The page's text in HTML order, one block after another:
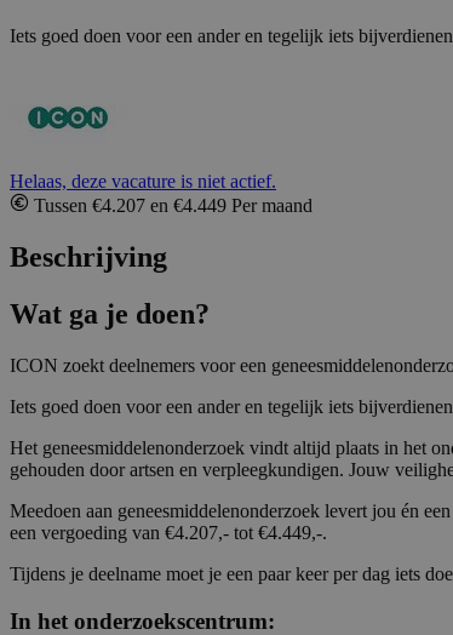
Iets goed doen voor een ander en tegelijk iets
Helaas, deze vacature is niet actief.
Tussen €4.207 en €4.449 Per maand
Beschrijving
Wat ga je doen?
ICON zoekt deelnemers voor een
Iets goed doen voor een ander en tegelijk iets
Het geneesmiddelenonderzoek vindt altijd plaats in het
gehouden door artsen en verpleegkundigen. Jouw
Meedoen aan geneesmiddelenonderzoek levert jou én
een vergoeding van €4.207,- tot €4.449,-.
Tijdens je deelname moet je een paar keer per dag iets
In het onderzoekscentrum: